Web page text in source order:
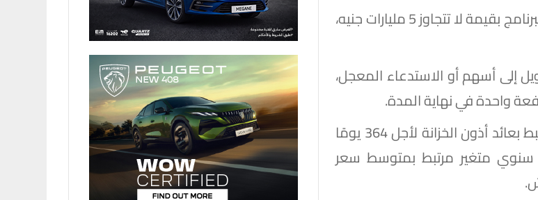
كما وافق المجلس على الشروط التفصيلية للإصدار الأول من البرنامج بقيمة لا تتجاوز 5 مليارات جنيه،
إلى أسهم أو الاستدعاء المعجل،
وتنقسم هذه الشريحة إلى فئتين؛ الأولى بعائد سنوي ثابت مرتبط بعائد أذون الخزانة لأجل 364 يومًا
سنوي متغير مرتبط بمتوسط سعر